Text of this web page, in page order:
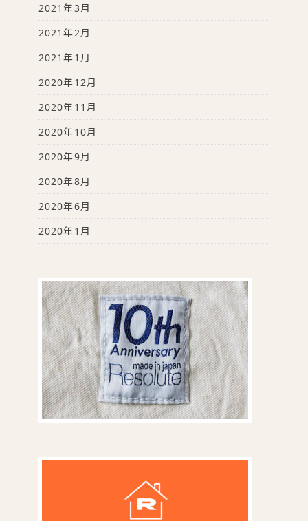
2021年3月
2021年2月
2021年1月
2020年12月
2020年11月
2020年10月
2020年9月
2020年8月
2020年6月
2020年1月